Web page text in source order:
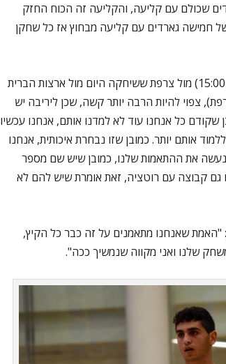
שכולם עם קליעה, והקליעה זה הכוח החזק
חמישה גארדים עם קליעה מבחוץ אז כל שחקן
המשחק הבא של ישראל, מחר (שני, 15:00) מול צרפת ששיחקה היום מול ארצות הברית
יום ניצחה 77:90 את צרפת), צפוי להיות הרבה יותר קשה, שכן ליריבה יש
שקודם כל אנחנו עוד לא למדנו אותם, אנחנו עכשיו
אותם יותר. כמובן שזו נבחרת איכותית, אנחנו
את ההתאמות שלנו, כמובן שיש שם מספר
גם קבוצה עם רוטציה, זאת אומרת שיש להם לא
"האמת שאנחנו מתאמנים על זה כבר כל הקיץ,
שלנו ואני מקווה שנמשיך ככה".